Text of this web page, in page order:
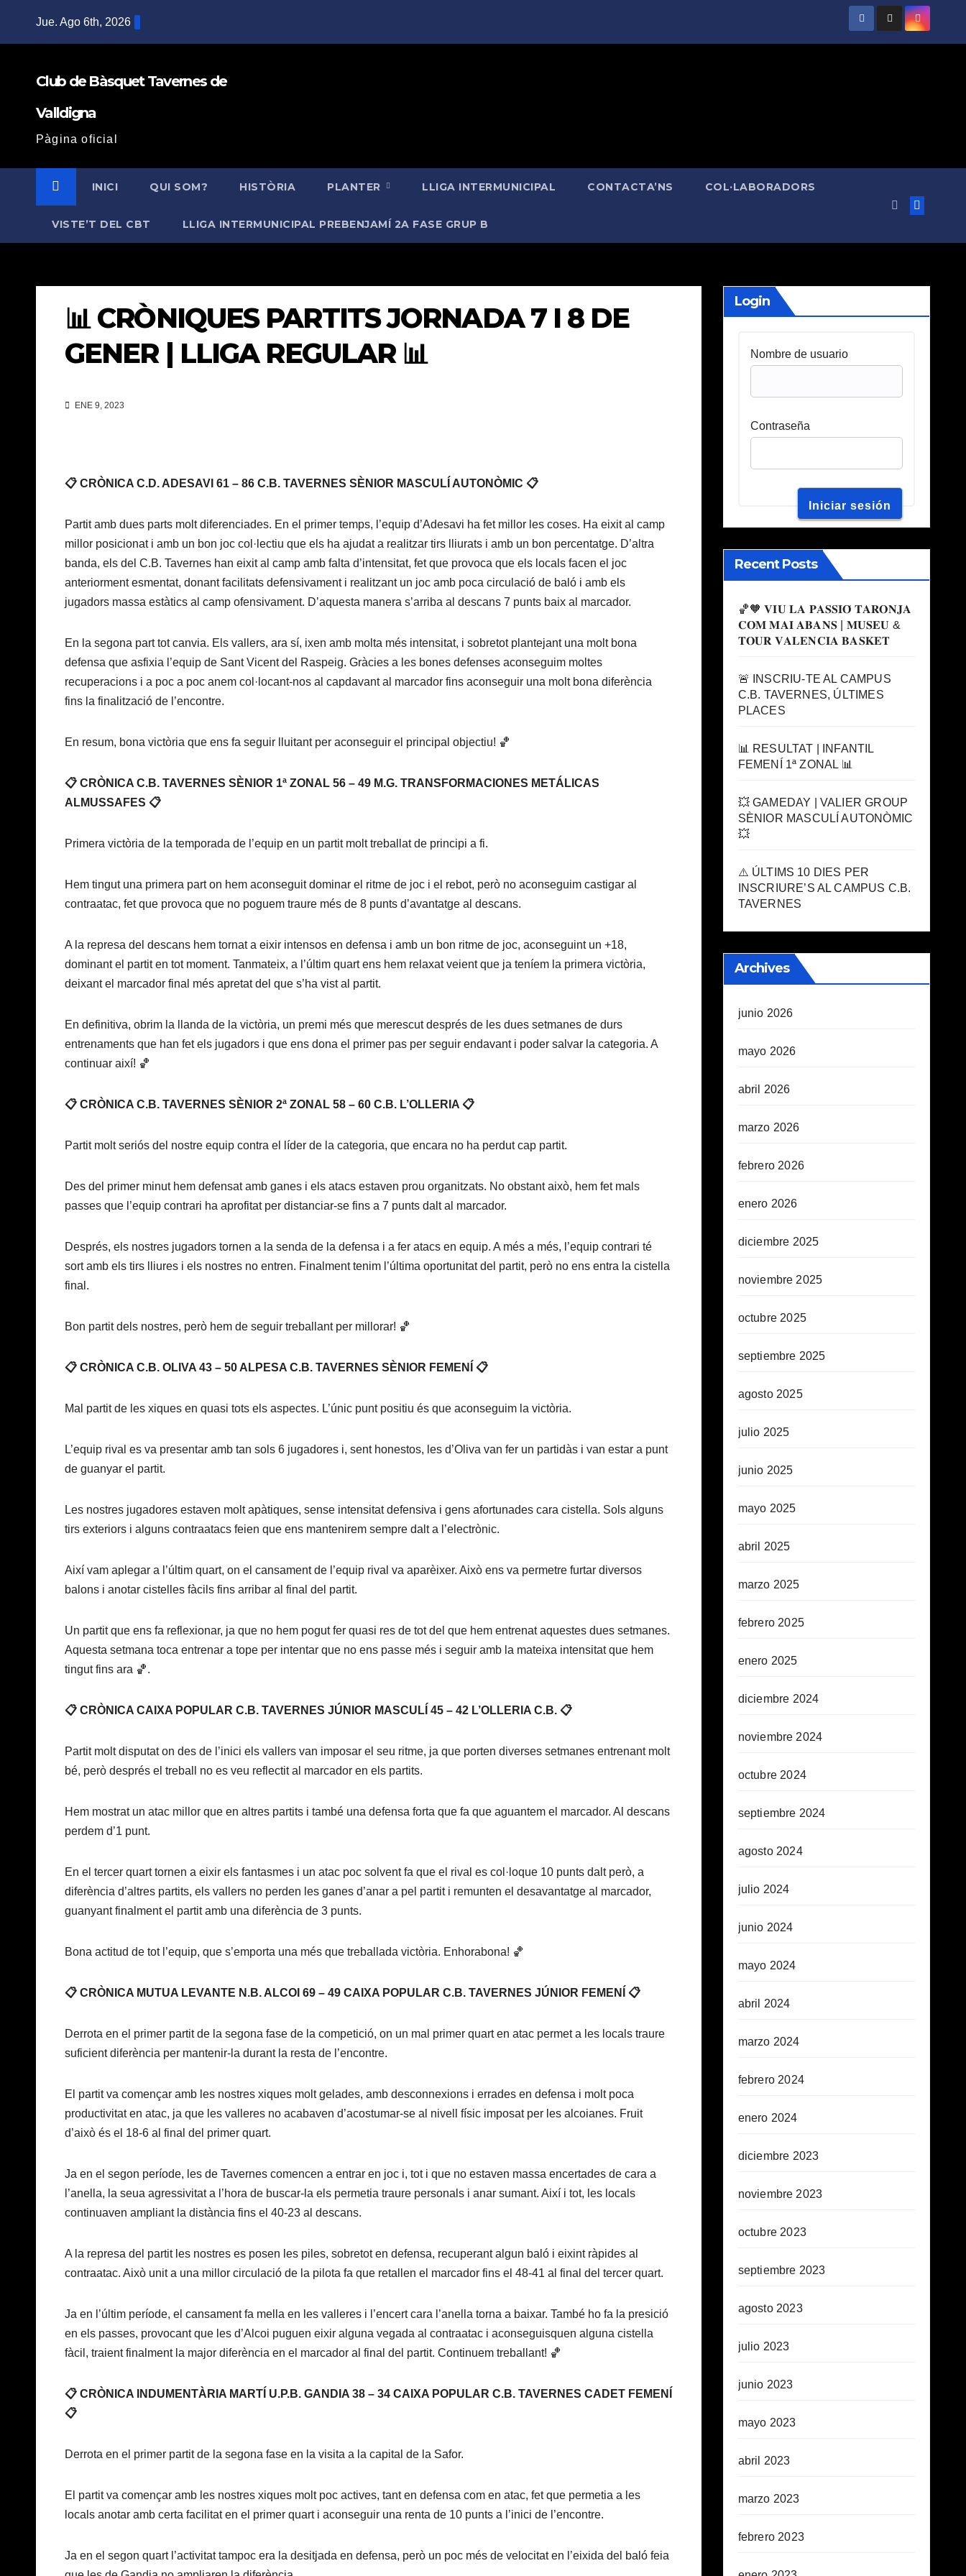
Jue. Ago 6th, 2026
Club de Bàsquet Tavernes de
Valldigna
Pàgina oficial
INICI QUI SOM? HISTÒRIA PLANTER LLIGA INTERMUNICIPAL CONTACTA’NS COL·LABORADORS
VISTE’T DEL CBT LLIGA INTERMUNICIPAL PREBENJAMÍ 2A FASE GRUP B
📊 CRÒNIQUES PARTITS JORNADA 7 I 8 DE
GENER | LLIGA REGULAR 📊
ENE 9, 2023
📋 CRÒNICA C.D. ADESAVI 61 – 86 C.B. TAVERNES SÈNIOR MASCULÍ AUTONÒMIC 📋
Partit amb dues parts molt diferenciades. En el primer temps, l’equip d’Adesavi ha fet millor les coses. Ha eixit al camp
millor posicionat i amb un bon joc col·lectiu que els ha ajudat a realitzar tirs lliurats i amb un bon percentatge. D’altra
banda, els del C.B. Tavernes han eixit al camp amb falta d’intensitat, fet que provoca que els locals facen el joc
anteriorment esmentat, donant facilitats defensivament i realitzant un joc amb poca circulació de baló i amb els
jugadors massa estàtics al camp ofensivament. D’aquesta manera s’arriba al descans 7 punts baix al marcador.
En la segona part tot canvia. Els vallers, ara sí, ixen amb molta més intensitat, i sobretot plantejant una molt bona
defensa que asfixia l’equip de Sant Vicent del Raspeig. Gràcies a les bones defenses aconseguim moltes
recuperacions i a poc a poc anem col·locant-nos al capdavant al marcador fins aconseguir una molt bona diferència
fins la finalització de l’encontre.
En resum, bona victòria que ens fa seguir lluitant per aconseguir el principal objectiu! 🏀
📋 CRÒNICA C.B. TAVERNES SÈNIOR 1ª ZONAL 56 – 49 M.G. TRANSFORMACIONES METÁLICAS
ALMUSSAFES 📋
Primera victòria de la temporada de l’equip en un partit molt treballat de principi a fi.
Hem tingut una primera part on hem aconseguit dominar el ritme de joc i el rebot, però no aconseguim castigar al
contraatac, fet que provoca que no poguem traure més de 8 punts d’avantatge al descans.
A la represa del descans hem tornat a eixir intensos en defensa i amb un bon ritme de joc, aconseguint un +18,
dominant el partit en tot moment. Tanmateix, a l’últim quart ens hem relaxat veient que ja teníem la primera victòria,
deixant el marcador final més apretat del que s’ha vist al partit.
En definitiva, obrim la llanda de la victòria, un premi més que merescut després de les dues setmanes de durs
entrenaments que han fet els jugadors i que ens dona el primer pas per seguir endavant i poder salvar la categoria. A
continuar així! 🏀
📋 CRÒNICA C.B. TAVERNES SÈNIOR 2ª ZONAL 58 – 60 C.B. L’OLLERIA 📋
Partit molt seriós del nostre equip contra el líder de la categoria, que encara no ha perdut cap partit.
Des del primer minut hem defensat amb ganes i els atacs estaven prou organitzats. No obstant això, hem fet mals
passes que l’equip contrari ha aprofitat per distanciar-se fins a 7 punts dalt al marcador.
Després, els nostres jugadors tornen a la senda de la defensa i a fer atacs en equip. A més a més, l’equip contrari té
sort amb els tirs lliures i els nostres no entren. Finalment tenim l’última oportunitat del partit, però no ens entra la cistella
final.
Bon partit dels nostres, però hem de seguir treballant per millorar! 🏀
📋 CRÒNICA C.B. OLIVA 43 – 50 ALPESA C.B. TAVERNES SÈNIOR FEMENÍ 📋
Mal partit de les xiques en quasi tots els aspectes. L’únic punt positiu és que aconseguim la victòria.
L’equip rival es va presentar amb tan sols 6 jugadores i, sent honestos, les d’Oliva van fer un partidàs i van estar a punt
de guanyar el partit.
Les nostres jugadores estaven molt apàtiques, sense intensitat defensiva i gens afortunades cara cistella. Sols alguns
tirs exteriors i alguns contraatacs feien que ens mantenirem sempre dalt a l’electrònic.
Així vam aplegar a l’últim quart, on el cansament de l’equip rival va aparèixer. Això ens va permetre furtar diversos
balons i anotar cistelles fàcils fins arribar al final del partit.
Un partit que ens fa reflexionar, ja que no hem pogut fer quasi res de tot del que hem entrenat aquestes dues setmanes.
Aquesta setmana toca entrenar a tope per intentar que no ens passe més i seguir amb la mateixa intensitat que hem
tingut fins ara 🏀.
📋 CRÒNICA CAIXA POPULAR C.B. TAVERNES JÚNIOR MASCULÍ 45 – 42 L’OLLERIA C.B. 📋
Partit molt disputat on des de l’inici els vallers van imposar el seu ritme, ja que porten diverses setmanes entrenant molt
bé, però després el treball no es veu reflectit al marcador en els partits.
Hem mostrat un atac millor que en altres partits i també una defensa forta que fa que aguantem el marcador. Al descans
perdem d’1 punt.
En el tercer quart tornen a eixir els fantasmes i un atac poc solvent fa que el rival es col·loque 10 punts dalt però, a
diferència d’altres partits, els vallers no perden les ganes d’anar a pel partit i remunten el desavantatge al marcador,
guanyant finalment el partit amb una diferència de 3 punts.
Bona actitud de tot l’equip, que s’emporta una més que treballada victòria. Enhorabona! 🏀
📋 CRÒNICA MUTUA LEVANTE N.B. ALCOI 69 – 49 CAIXA POPULAR C.B. TAVERNES JÚNIOR FEMENÍ 📋
Derrota en el primer partit de la segona fase de la competició, on un mal primer quart en atac permet a les locals traure
suficient diferència per mantenir-la durant la resta de l’encontre.
El partit va començar amb les nostres xiques molt gelades, amb desconnexions i errades en defensa i molt poca
productivitat en atac, ja que les valleres no acabaven d’acostumar-se al nivell físic imposat per les alcoianes. Fruit
d’això és el 18-6 al final del primer quart.
Ja en el segon període, les de Tavernes comencen a entrar en joc i, tot i que no estaven massa encertades de cara a
l’anella, la seua agressivitat a l’hora de buscar-la els permetia traure personals i anar sumant. Així i tot, les locals
continuaven ampliant la distància fins el 40-23 al descans.
A la represa del partit les nostres es posen les piles, sobretot en defensa, recuperant algun baló i eixint ràpides al
contraatac. Això unit a una millor circulació de la pilota fa que retallen el marcador fins el 48-41 al final del tercer quart.
Ja en l’últim període, el cansament fa mella en les valleres i l’encert cara l’anella torna a baixar. També ho fa la presició
en els passes, provocant que les d’Alcoi puguen eixir alguna vegada al contraatac i aconseguisquen alguna cistella
fàcil, traient finalment la major diferència en el marcador al final del partit. Continuem treballant! 🏀
📋 CRÒNICA INDUMENTÀRIA MARTÍ U.P.B. GANDIA 38 – 34 CAIXA POPULAR C.B. TAVERNES CADET FEMENÍ
📋
Derrota en el primer partit de la segona fase en la visita a la capital de la Safor.
El partit va començar amb les nostres xiques molt poc actives, tant en defensa com en atac, fet que permetia a les
locals anotar amb certa facilitat en el primer quart i aconseguir una renta de 10 punts a l’inici de l’encontre.
Ja en el segon quart l’activitat tampoc era la desitjada en defensa, però un poc més de velocitat en l’eixida del baló feia
Login
Nombre de usuario
Contraseña
Recent Posts
🏀🧡 𝐕𝐈𝐔 𝐋𝐀 𝐏𝐀𝐒𝐒𝐈𝐎́ 𝐓𝐀𝐑𝐎𝐍𝐉𝐀
𝐂𝐎𝐌 𝐌𝐀𝐈 𝐀𝐁𝐀𝐍𝐒 | 𝐌𝐔𝐒𝐄𝐔 &
𝐓𝐎𝐔𝐑 𝐕𝐀𝐋𝐄𝐍𝐂𝐈𝐀 𝐁𝐀𝐒𝐊𝐄𝐓
🚨 INSCRIU-TE AL CAMPUS
C.B. TAVERNES, ÚLTIMES
PLACES
📊 RESULTAT | INFANTIL
FEMENÍ 1ª ZONAL 📊
💥 GAMEDAY | VALIER GROUP
SÈNIOR MASCULÍ AUTONÒMIC
💥
⚠️ ÚLTIMS 10 DIES PER
INSCRIURE’S AL CAMPUS C.B.
TAVERNES
Archives
junio 2026
mayo 2026
abril 2026
marzo 2026
febrero 2026
enero 2026
diciembre 2025
noviembre 2025
octubre 2025
septiembre 2025
agosto 2025
julio 2025
junio 2025
mayo 2025
abril 2025
marzo 2025
febrero 2025
enero 2025
diciembre 2024
noviembre 2024
octubre 2024
septiembre 2024
agosto 2024
julio 2024
junio 2024
mayo 2024
abril 2024
marzo 2024
febrero 2024
enero 2024
diciembre 2023
noviembre 2023
octubre 2023
septiembre 2023
agosto 2023
julio 2023
junio 2023
mayo 2023
abril 2023
marzo 2023
febrero 2023